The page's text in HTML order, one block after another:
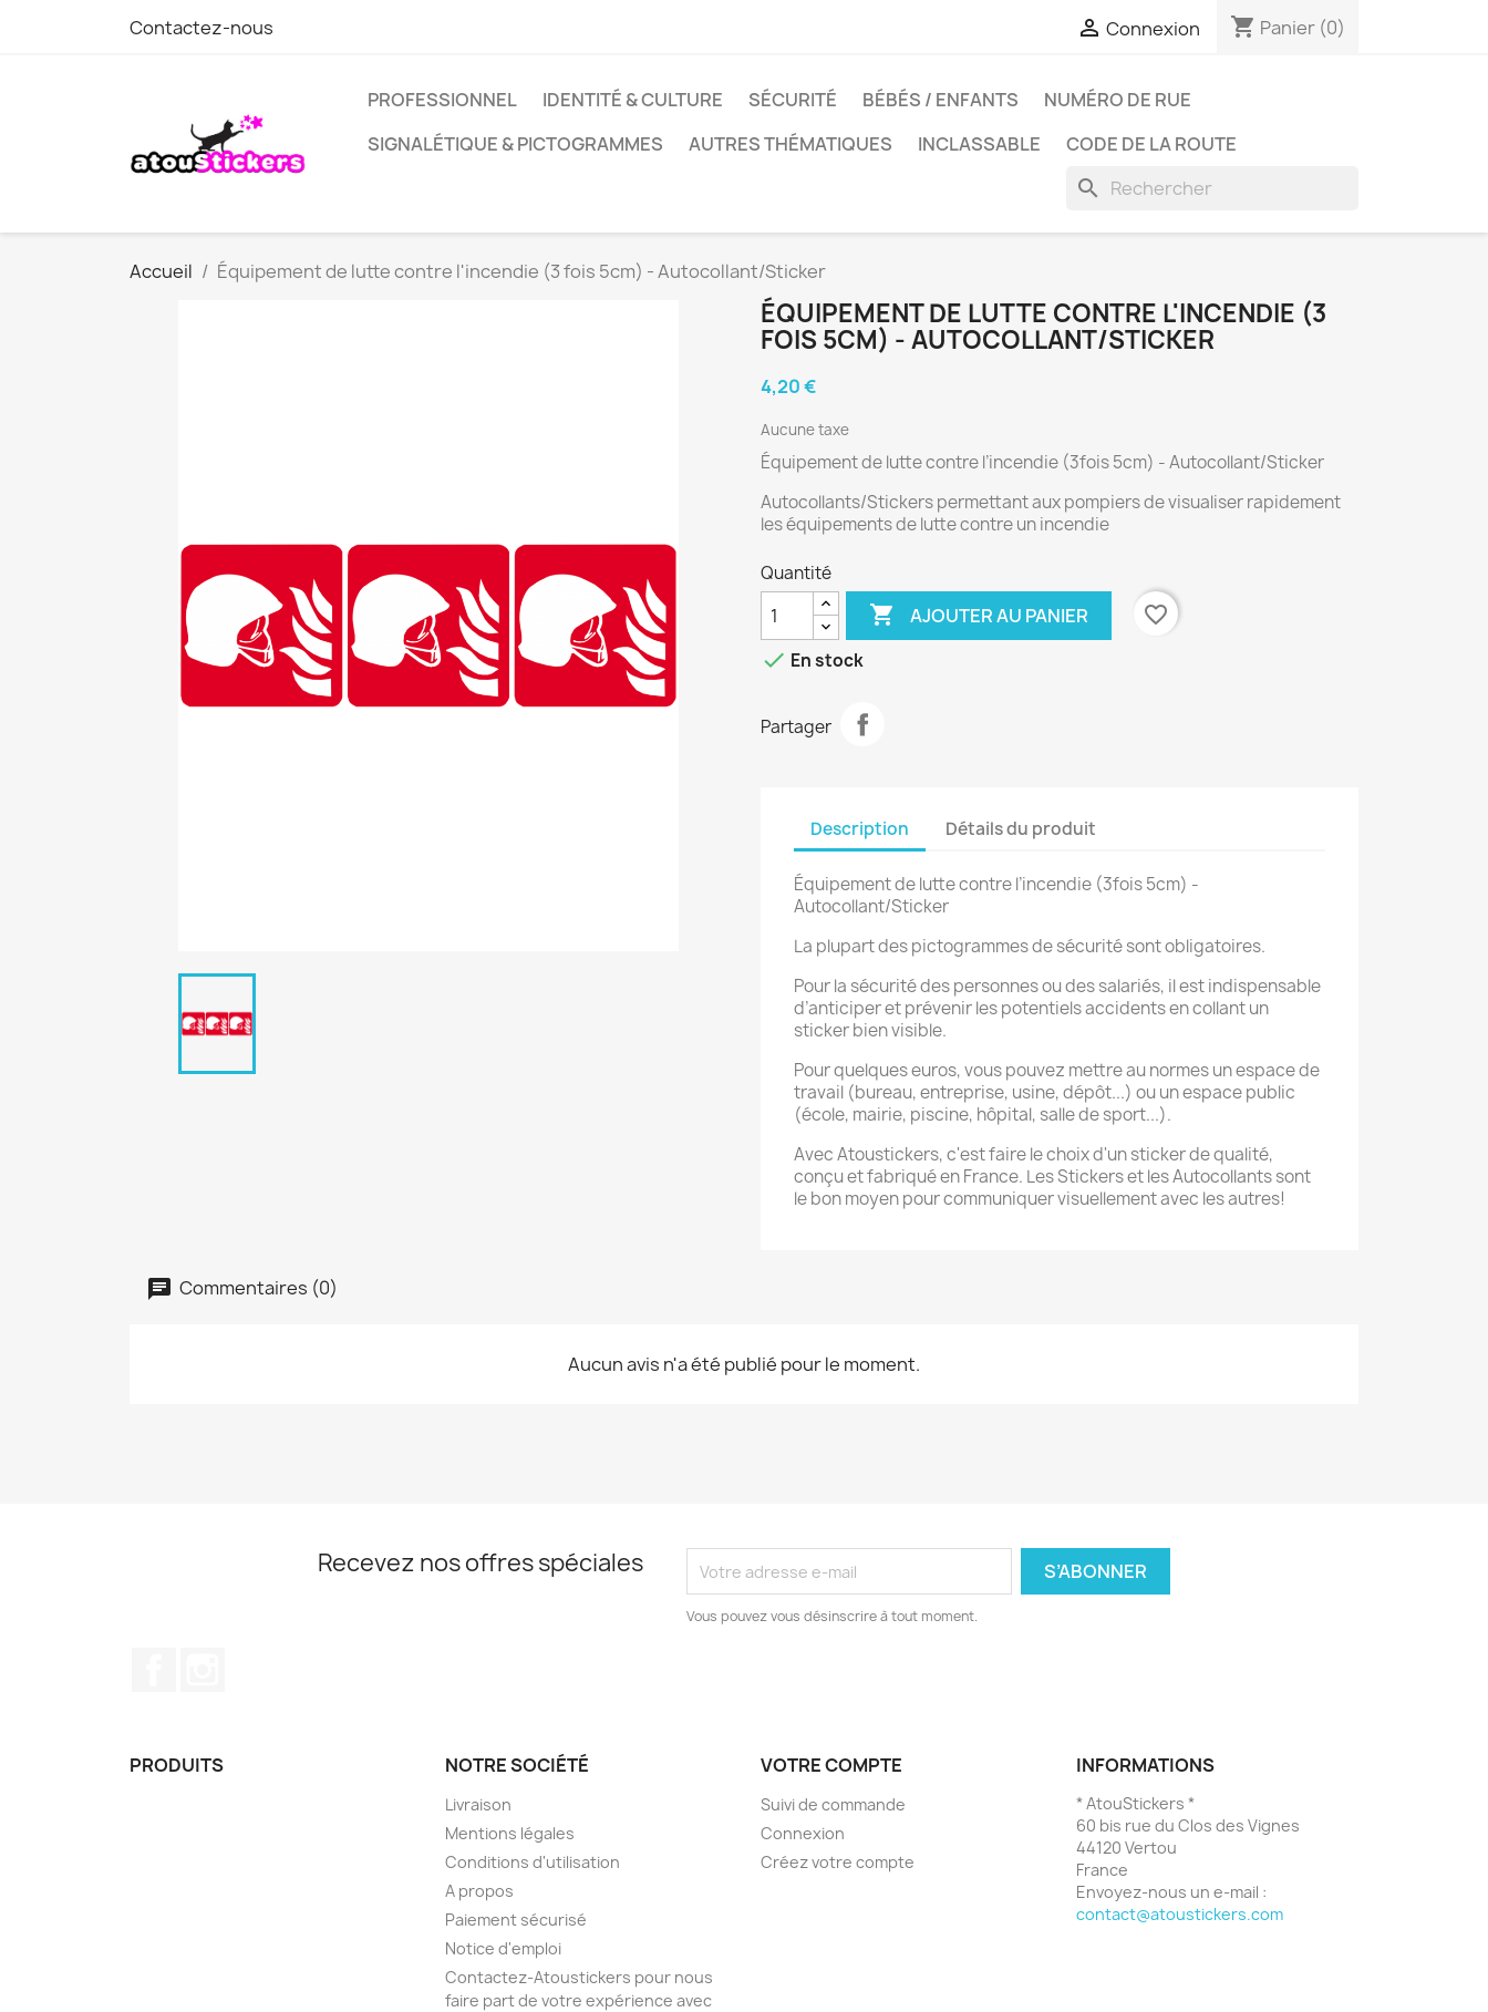
Contactez-nous  Connexion shopping_cart Panier (0)
PROFESSIONNEL IDENTITÉ & CULTURE SÉCURITÉ BÉBÉS / ENFANTS
NUMÉRO DE RUE
SIGNALÉTIQUE & PICTOGRAMMES
AUTRES THÉMATIQUES INCLASSABLE CODE DE LA ROUTE
search
Accueil Équipement de lutte contre l'incendie (3 fois 5cm) - Autocollant/Sticker
ÉQUIPEMENT DE LUTTE CONTRE L'INCENDIE (3
FOIS 5CM) - AUTOCOLLANT/STICKER
4,20 €
Aucune taxe
Équipement de lutte contre l’incendie (3fois 5cm) - Autocollant/Sticker
Autocollants/Stickers permettant aux pompiers de visualiser rapidement
les équipements de lutte contre un incendie
Quantité
 AJOUTER AU PANIER
favorite_border
 En stock
Partager
Description Détails du produit
Équipement de lutte contre l’incendie (3fois 5cm) -
Autocollant/Sticker
La plupart des pictogrammes de sécurité sont obligatoires.
Pour la sécurité des personnes ou des salariés, il est indispensable
d’anticiper et prévenir les potentiels accidents en collant un
sticker bien visible.
Pour quelques euros, vous pouvez mettre au normes un espace de
travail (bureau, entreprise, usine, dépôt...) ou un espace public
(école, mairie, piscine, hôpital, salle de sport...).
Avec Atoustickers, c'est faire le choix d'un sticker de qualité,
conçu et fabriqué en France. Les Stickers et les Autocollants sont
le bon moyen pour communiquer visuellement avec les autres!
Commentaires (0)
Aucun avis n'a été publié pour le moment.
Recevez nos offres spéciales
Vous pouvez vous désinscrire à tout moment.
PRODUITS NOTRE SOCIÉTÉ
Livraison
Mentions légales
Conditions d'utilisation
A propos
Paiement sécurisé
Notice d'emploi
Contactez-Atoustickers pour nous
faire part de votre expérience avec
VOTRE COMPTE
Suivi de commande
Connexion
Créez votre compte
INFORMATIONS
* AtouStickers *
60 bis rue du Clos des Vignes
44120 Vertou
France
Envoyez-nous un e-mail :
contact@atoustickers.com